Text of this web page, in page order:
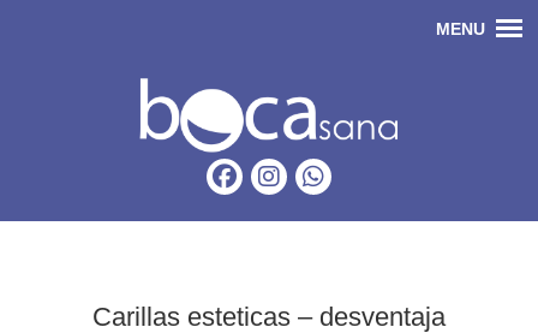
Carillas esteticas – desventaja